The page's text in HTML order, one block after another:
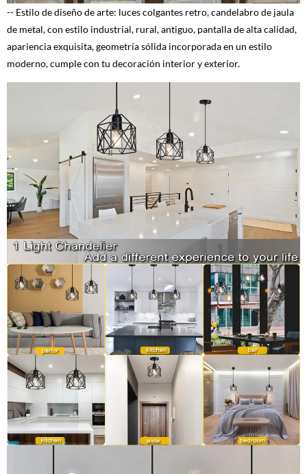
-- Estilo de diseño de arte: luces colgantes retro, candelabro de jaula
de metal, con estilo industrial, rural, antiguo, pantalla de alta calidad,
apariencia exquisita, geometría sólida incorporada en un estilo
moderno, cumple con tu decoración interior y exterior.